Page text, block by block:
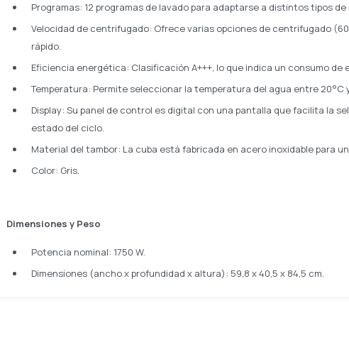
Programas: 12 programas de lavado para adaptarse a distintos tipos
Velocidad de centrifugado: Ofrece varias opciones de centrifugado
rápido.
Eficiencia energética: Clasificación A+++, lo que indica un consumo de
Temperatura: Permite seleccionar la temperatura del agua entre 20°C
Display: Su panel de control es digital con una pantalla que facilita la
estado del ciclo.
Material del tambor: La cuba está fabricada en acero inoxidable para
Color: Gris.
Dimensiones y Peso
Potencia nominal: 1750 W.
Dimensiones (ancho x profundidad x altura): 59,8 x 40,5 x 84,5 cm.